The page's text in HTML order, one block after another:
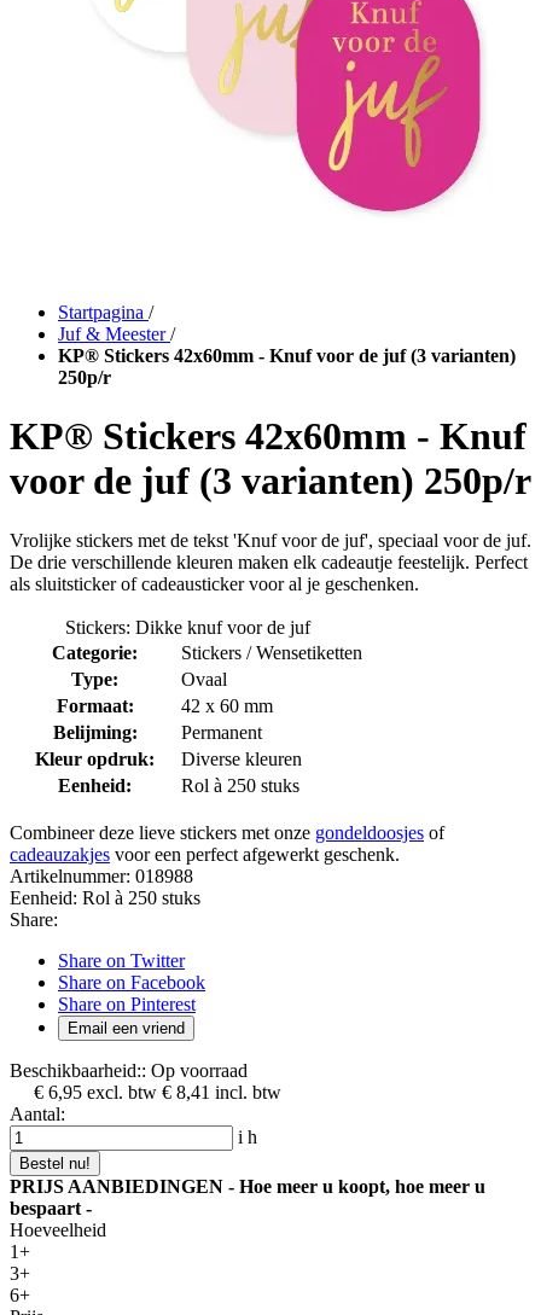
Startpagina /
Juf & Meester /
KP® Stickers 42x60mm - Knuf voor de juf (3 varianten)
250p/r
KP® Stickers 42x60mm - Knuf
voor de juf (3 varianten) 250p/r
Vrolijke stickers met de tekst 'Knuf voor de juf', speciaal voor de juf.
De drie verschillende kleuren maken elk cadeautje feestelijk. Perfect
als sluitsticker of cadeausticker voor al je geschenken.
Stickers: Dikke knuf voor de juf
Categorie:
Stickers / Wensetiketten
Type:
Ovaal
Formaat:
42 x 60 mm
Belijming:
Permanent
Kleur opdruk:
Diverse kleuren
Eenheid:
Rol à 250 stuks
Combineer deze lieve stickers met onze gondeldoosjes of
cadeauzakjes voor een perfect afgewerkt geschenk.
Artikelnummer: 018988
Eenheid: Rol à 250 stuks
Share:
Share on Twitter
Share on Facebook
Share on Pinterest
Email een vriend
Beschikbaarheid:: Op voorraad
€ 6,95 excl. btw € 8,41 incl. btw
Aantal:
i h
Bestel nu!
PRIJS AANBIEDINGEN - Hoe meer u koopt, hoe meer u
bespaart -
Hoeveelheid
1+
3+
6+